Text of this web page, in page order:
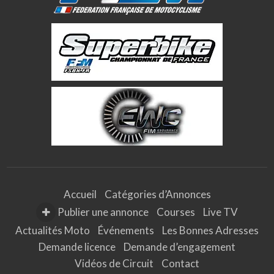
Accueil
Catégories d’Annonces
Publier une annonce
Courses
Live TV
Actualités Moto
Événements
Les Bonnes Adresses
Demande licence
Demande d’engagement
Vidéos de Circuit
Contact